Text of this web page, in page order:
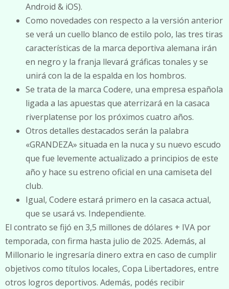
Android & iOS).
Como novedades con respecto a la versión anterior
se verá un cuello blanco de estilo polo, las tres tiras
características de la marca deportiva alemana irán
en negro y la franja llevará gráficas tonales y se
unirá con la de la espalda en los hombros.
Se trata de la marca Codere, una empresa española
ligada a las apuestas que aterrizará en la casaca
riverplatense por los próximos cuatro años.
Otros detalles destacados serán la palabra
«GRANDEZA» situada en la nuca y su nuevo escudo
que fue levemente actualizado a principios de este
año y hace su estreno oficial en una camiseta del
club.
Igual, Codere estará primero en la casaca actual,
que se usará vs. Independiente.
El contrato se fijó en 3,5 millones de dólares + IVA por
temporada, con firma hasta julio de 2025. Además, al
Millonario le ingresaría dinero extra en caso de cumplir
objetivos como títulos locales, Copa Libertadores, entre
otros logros deportivos. Además, podés recibir